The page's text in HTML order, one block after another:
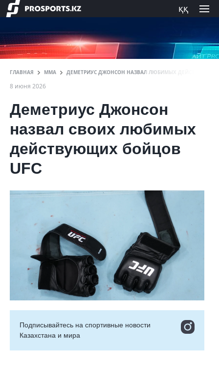
ққ
ГЛАВНАЯ ММА ДЕМЕТРИУС ДЖОНСОН НАЗВАЛ ЛЮБИМЫХ ДЕЙСТВУЮЩИХ
8 июня 2026
Деметриус Джонсон
назвал своих любимых
действующих бойцов
UFC
Подписывайтесь на cпортивные новости
Казахстана и мира